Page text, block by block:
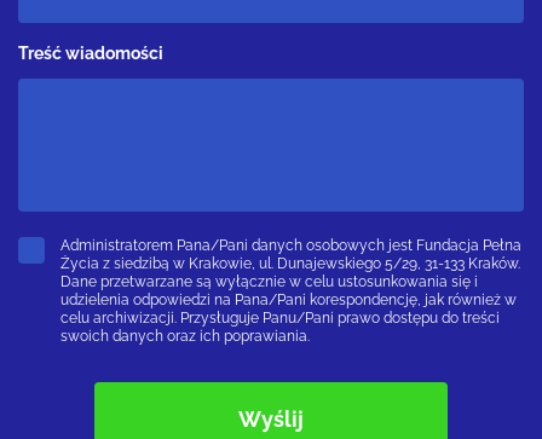
Treść wiadomości
Administratorem Pana/Pani danych osobowych jest Fundacja Pełna
Życia z siedzibą w Krakowie, ul. Dunajewskiego 5/29, 31-133 Kraków.
Dane przetwarzane są wyłącznie w celu ustosunkowania się i
udzielenia odpowiedzi na Pana/Pani korespondencję, jak również w
celu archiwizacji. Przysługuje Panu/Pani prawo dostępu do treści
swoich danych oraz ich poprawiania.